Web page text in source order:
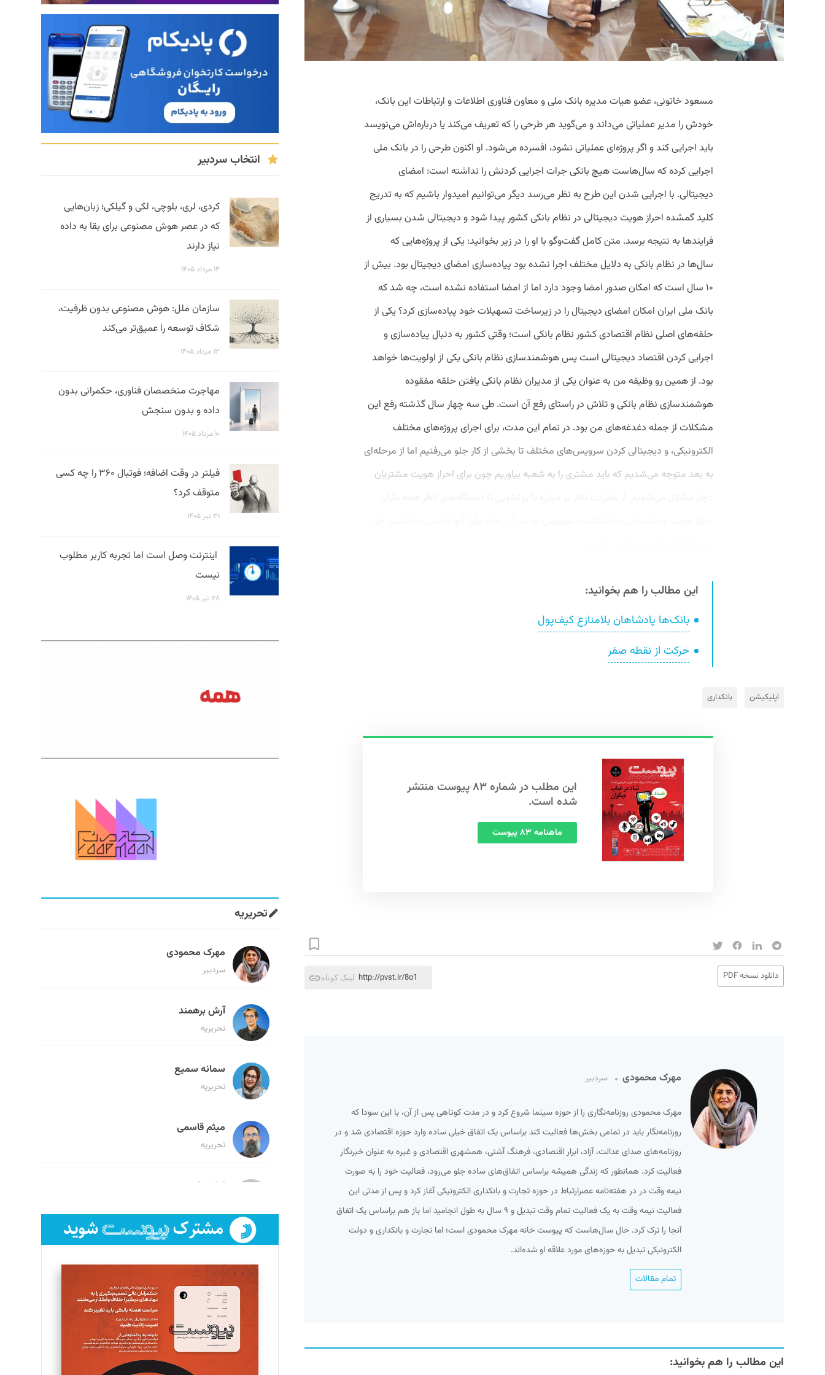
مسعود خاتونی، عضو هیات مدیره بانک ملی و معاون فناوری اطلاعات و ارتباطات این بانک،
خودش را مدیر عملیاتی می‌داند و می‌گوید هر طرحی را که تعریف می‌کند یا درباره‌اش می‌نویسد
باید اجرایی کند و اگر پروژه‌ای عملیاتی نشود، افسرده می‌شود. او ‌اکنون طرحی را در بانک ملی
اجرایی کرده که سال‌هاست هیچ بانکی جرات اجرایی‌ کردنش را نداشته است: امضای
دیجیتالی. با اجرایی شدن این طرح به نظر می‌رسد دیگر می‌توانیم امیدوار باشیم که به تدریج
کلید گمشده احراز هویت دیجیتالی در نظام بانکی کشور پیدا شود و دیجیتالی شدن بسیاری از
فرایندها به نتیجه برسد. متن کامل گفت‌وگو با او را در زیر بخوانید: یکی از پروژه‌هایی که
سال‌ها در نظام بانکی به دلایل مختلف اجرا نشده بود پیاده‌سازی امضای دیجیتال بود. بیش از
۱۰ سال است که امکان صدور امضا وجود دارد اما از امضا استفاده نشده است، چه شد که
بانک ملی ایران امکان امضای دیجیتال را در زیرساخت تسهیلات خود پیاده‌سازی کرد؟ یکی از
حلقه‌های اصلی نظام اقتصادی کشور نظام بانکی است؛ وقتی کشور به دنبال پیاده‌سازی و
اجرایی کردن اقتصاد دیجیتالی است پس هوشمندسازی نظام بانکی یکی از اولویت‌ها خواهد
بود. از همین رو وظیفه من به عنوان یکی از مدیران نظام بانکی یافتن حلقه مفقوده
هوشمندسازی نظام بانکی و تلاش در راستای رفع آن است. طی سه چهار سال گذشته رفع این
مشکلات از جمله دغدغه‌های من بود. در تمام این مدت، برای اجرای پروژه‌های مختلف
الکترونیکی، و دیجیتالی کردن سرویس‌های مختلف تا بخشی از کار جلو می‌رفتیم اما از مرحله‌ای
به بعد متوجه می‌شدیم که باید مشتری را به شعبه بیاوریم چون برای احراز هویت مشتریان
این مطالب را هم بخوانید:
بانک‌ها پادشاهان بلامنازع کیف‌پول
حرکت از نقطه صفر
اپلیکیشن بانکداری
این مطلب در شماره ۸۳ پیوست منتشر
شده است.
ماهنامه ۸۳ پیوست
دانلود نسخه PDF لینک کوتاه http://pvst.ir/8o1
مهرک محمودی سردبیر
مهرک محمودی روزنامه‌نگاری را از حوزه سینما شروع کرد و در مدت کوتاهی پس از آن، با این سودا که
روزنامه‌نگار باید در تمامی بخش‌ها فعالیت کند براساس یک اتفاق خیلی ساده وارد حوزه اقتصادی شد و در
روزنامه‌های صدای عدالت، آزاد، ابرار اقتصادی، فرهنگ آشتی، همشهری اقتصادی و غیره به عنوان خبرنگار
فعالیت کرد. همانطور که زندگی همیشه براساس اتفاق‌های ساده جلو می‌رود، فعالیت خود را به صورت
نیمه وقت در در هفته‌نامه عصرارتباط در حوزه تجارت و بانکداری الکترونیکی آغاز کرد و پس از مدتی این
فعالیت نیمه وقت به یک فعالیت تمام وقت تبدیل و ۹ سال به طول انجامید اما باز هم براساس یک اتفاق
آنجا را ترک کرد. حال سال‌هاست که پیوست خانه مهرک محمودی است؛ اما تجارت و بانکداری و دولت
الکترونیکی تبدیل به حوزه‌های مورد علاقه او شده‌اند.
تمام مقالات
این مطالب را هم بخوانید:
انتخاب سردبیر
کردی، لری، بلوچی، لکی و گیلکی؛ زبان‌هایی
که در عصر هوش مصنوعی برای بقا به داده
نیاز دارند
۱۴ مرداد ۱۴۰۵
سازمان ملل: هوش مصنوعی بدون ظرفیت،
شکاف توسعه را عمیق‌تر می‌کند
۱۳ مرداد ۱۴۰۵
مهاجرت متخصصان فناوری، حکمرانی بدون
داده و بدون سنجش
۱۰ مرداد ۱۴۰۵
فیلتر در وقت اضافه؛ فوتبال ۳۶۰ را چه کسی
متوقف کرد؟
۳۱ تیر ۱۴۰۵
اینترنت وصل است اما تجربه کاربر مطلوب
نیست
۲۸ تیر ۱۴۰۵
تحریریه
مهرک محمودی
سردبیر
آرش برهمند
تحریریه
سمانه سمیع
تحریریه
میثم قاسمی
تحریریه
لیلا حنارود
فائزه فتحی رستمی
تحریریه
سروش کرمیان
تحریریه
مینا پاکدل